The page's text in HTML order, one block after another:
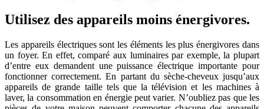
Utilisez des appareils moins énergivores.
Les appareils électriques sont les éléments les plus énergivores dans
un foyer. En effet, comparé aux luminaires par exemple, la plupart
d’entre eux demandent une puissance électrique importante pour
fonctionner correctement. En partant du sèche-cheveux jusqu’aux
appareils de grande taille tels que la télévision et les machines à
laver, la consommation en énergie peut varier. N’oubliez pas que les